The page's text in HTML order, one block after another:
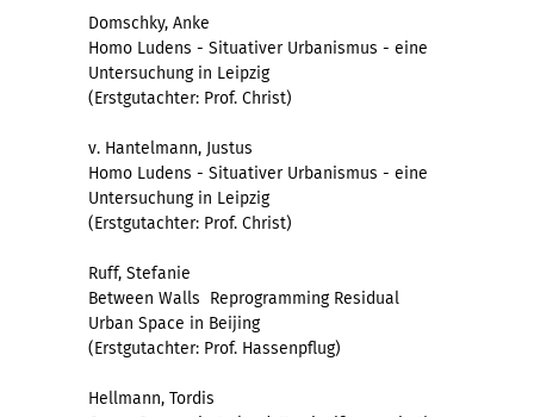
Domschky, Anke
Homo Ludens - Situativer Urbanismus - eine
Untersuchung in Leipzig
(Erstgutachter: Prof. Christ)
v. Hantelmann, Justus
Homo Ludens - Situativer Urbanismus - eine
Untersuchung in Leipzig
(Erstgutachter: Prof. Christ)
Ruff, Stefanie
Between Walls  Reprogramming Residual
Urban Space in Beijing
(Erstgutachter: Prof. Hassenpflug)
Hellmann, Tordis